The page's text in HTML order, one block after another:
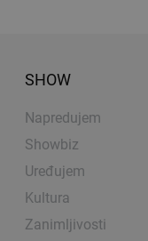
SHOW
Napredujem
Showbiz
Uređujem
Kultura
Zanimljivosti